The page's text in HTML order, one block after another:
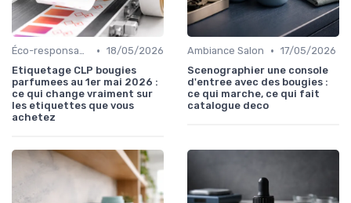
Éco-responsables • 18/05/2026
Etiquetage CLP bougies
parfumees au 1er mai 2026 :
ce qui change vraiment sur
les etiquettes que vous
achetez
Ambiance Salon • 17/05/2026
Scenographier une console
d'entree avec des bougies :
ce qui marche, ce qui fait
catalogue deco